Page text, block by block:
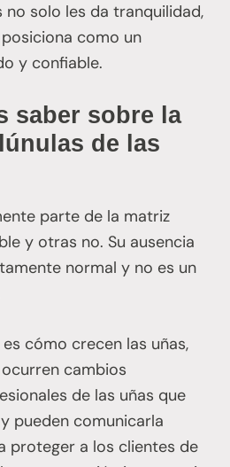
no solo les da tranquilidad,
como un
y confiable.
saber sobre la
de las
parte de la matriz
y otras no. Su ausencia
normal y no es un
cómo crecen las uñas,
cambios
de las uñas que
pueden comunicarla
proteger a los clientes de